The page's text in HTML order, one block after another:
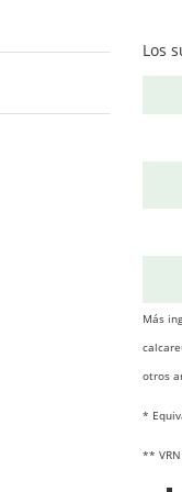
Más
otros
*
**
Los